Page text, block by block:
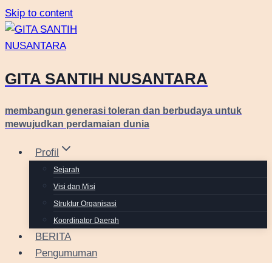
Skip to content
GITA SANTIH NUSANTARA
membangun generasi toleran dan berbudaya untuk
mewujudkan perdamaian dunia
Profil
Sejarah
Visi dan Misi
Struktur Organisasi
Koordinator Daerah
BERITA
Pengumuman